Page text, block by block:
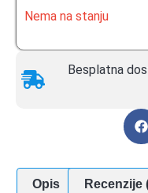
Nema na stanju
Besplatna
Opis Recenzije